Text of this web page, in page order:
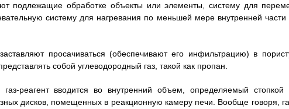
подлежащие обработке объекты или элементы, систему для
систему для нагревания по меньшей мере внутренней части
просачиваться (обеспечивают его инфильтрацию) в
собой углеводородный газ, такой как пропан.
реагент вводится во внутренний объем, определяемый стопкой
дисков, помещенных в реакционную камеру печи. Вообще говоря,